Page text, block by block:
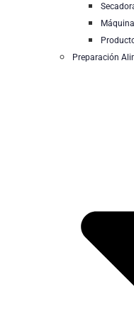
Preparación